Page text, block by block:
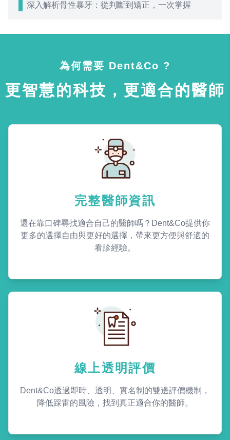
深入解析骨性暴牙：從判斷到矯正，一次掌握
為何需要 Dent&Co ?
更智慧的科技，更適合的醫師
完整醫師資訊
還在靠口碑尋找適合自己的醫師嗎？Dent&Co提供你
更多的選擇自由與更好的選擇，帶來更方便與舒適的
看診經驗。
線上透明評價
Dent&Co透過即時、透明、實名制的雙邊評價機制，
降低踩雷的風險，找到真正適合你的醫師。